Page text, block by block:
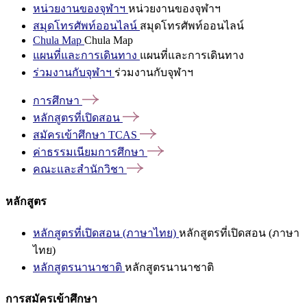
หน่วยงานของจุฬาฯ หน่วยงานของจุฬาฯ
สมุดโทรศัพท์ออนไลน์ สมุดโทรศัพท์ออนไลน์
Chula Map Chula Map
แผนที่และการเดินทาง แผนที่และการเดินทาง
ร่วมงานกับจุฬาฯ ร่วมงานกับจุฬาฯ
การศึกษา
หลักสูตรที่เปิดสอน
สมัครเข้าศึกษา TCAS
ค่าธรรมเนียมการศึกษา
คณะและสำนักวิชา
หลักสูตร
หลักสูตรที่เปิดสอน (ภาษาไทย) หลักสูตรที่เปิดสอน (ภาษา
ไทย)
หลักสูตรนานาชาติ หลักสูตรนานาชาติ
การสมัครเข้าศึกษา